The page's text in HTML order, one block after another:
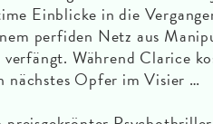
Einblicke in die
perfiden Netz aus
verfängt. Während Clarice
nächstes Opfer im Visier …